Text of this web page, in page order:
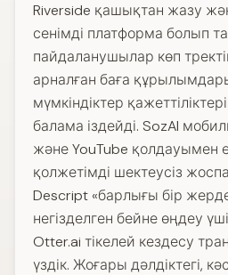
Riverside қашықтан жазу
сенімді платформа болып
пайдаланушылар көп
арналған баға
мүмкіндіктер
балама іздейді. SozAI
және YouTube қолдауымен
қолжетімді шектеусіз
Descript «барлығы бір
негізделген бейне өңдеу
Otter.ai тікелей кездесу
үздік. Жоғары дәлдіктегі,